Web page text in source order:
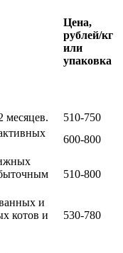
Цена,
рублей/кг
или
упаковка
месяцев.
510-750
600-800
510-800
и
котов и
530-780